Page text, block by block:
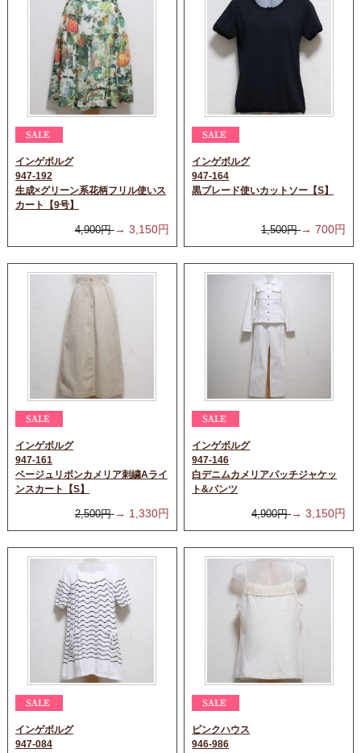
インゲボルグ
947-192
生成×グリーン系花柄フリル使いス
カート【9号】
4,900円→ 3,150円
インゲボルグ
947-164
黒ブレード使いカットソー【S】
1,500円→ 700円
インゲボルグ
947-161
ベージュリボンカメリア刺繍Aライ
ンスカート【S】
2,500円→ 1,330円
インゲボルグ
947-146
白デニムカメリアパッチジャケッ
ト&パンツ
4,900円→ 3,150円
インゲボルグ
947-084
ピンクハウス
946-986